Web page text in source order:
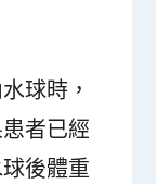
球時，
者已經
後體重